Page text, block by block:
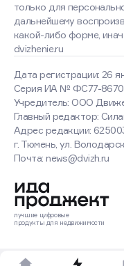
Дата регистрации: 26
Серия ИА № ФС77-
Учредитель: ООО
Главный редактор:
Адрес редакции:
г. Тюмень, ул.
Почта: news@dvizh.ru
только для
дальнейшему
какой-либо форме,
dvizhenie.ru
лучшие цифровые
продукты для недвижимости